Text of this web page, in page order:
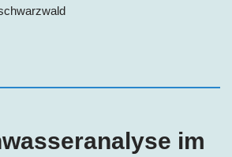
im